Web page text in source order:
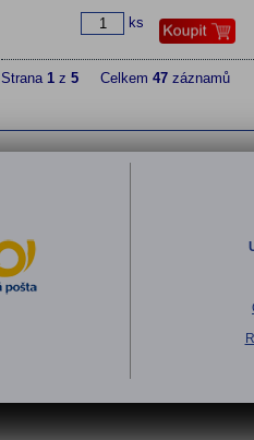
ks
Strana 1z 5Celkem 47záznamů